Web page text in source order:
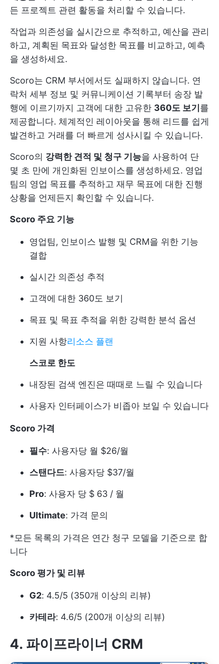
든 프로젝트 관련 활동을 처리할 수 있습니다.
작업과 의존성을 실시간으로 추적하고, 예산을 관리
하고, 계획된 목표와 달성한 목표를 비교하고, 예측
을 생성하세요.
Scoro는 CRM 부서에서도 실패하지 않습니다. 연
락처 세부 정보 및 커뮤니케이션 기록부터 송장 발
행에 이르기까지 고객에 대한 고유한 360도 보기 를
제공합니다. 체계적인 레이아웃을 통해 리드를 쉽게
발견하고 거래를 더 빠르게 성사시킬 수 있습니다.
Scoro의 강력한 견적 및 청구 기능을 사용하여 단
몇 초 만에 개인화된 인보이스를 생성하세요. 영업
팀의 영업 목표를 추적하고 재무 목표에 대한 진행
상황을 언제든지 확인할 수 있습니다.
Scoro 주요 기능
영업팀, 인보이스 발행 및 CRM을 위한 기능
결합
실시간 의존성 추적
고객에 대한 360도 보기
목표 및 목표 추적을 위한 강력한 분석 옵션
지원 사항리소스 플랜
스코로 한도
내장된 검색 엔진은 때때로 느릴 수 있습니다
사용자 인터페이스가 비좁아 보일 수 있습니다
Scoro 가격
필수: 사용자당 월 $26/월
스탠다드: 사용자당 $37/월
Pro: 사용자 당 $ 63 / 월
Ultimate: 가격 문의
*모든 목록의 가격은 연간 청구 모델을 기준으로 합
니다
Scoro 평가 및 리뷰
G2: 4.5/5 (350개 이상의 리뷰)
카테라: 4.6/5 (200개 이상의 리뷰)
4. 파이프라이너 CRM